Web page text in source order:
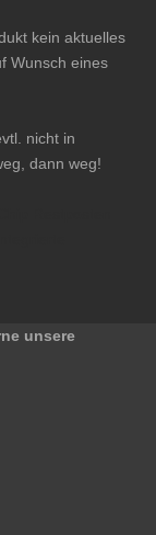
kein aktuelles
Wunsch eines
nicht in
dann weg!
unsere